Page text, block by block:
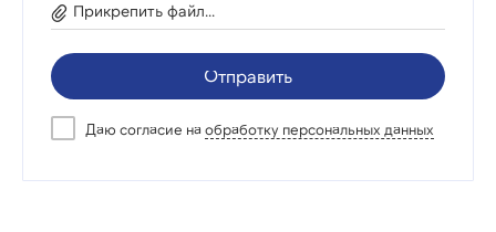
Прикрепить файл...
Отправить
Даю согласие на обработку персональных данных